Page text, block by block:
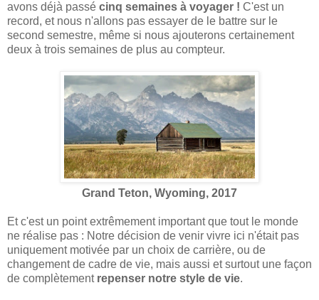
avons déjà passé cinq semaines à voyager ! C'est un
record, et nous n'allons pas essayer de le battre sur le
second semestre, même si nous ajouterons certainement
deux à trois semaines de plus au compteur.
Grand Teton, Wyoming, 2017
Et c'est un point extrêmement important que tout le monde
ne réalise pas : Notre décision de venir vivre ici n'était pas
uniquement motivée par un choix de carrière, ou de
changement de cadre de vie, mais aussi et surtout une façon
de complètement repenser notre style de vie.